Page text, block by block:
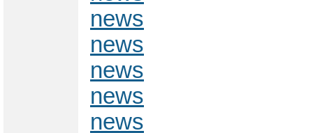
news
news
news
news
news